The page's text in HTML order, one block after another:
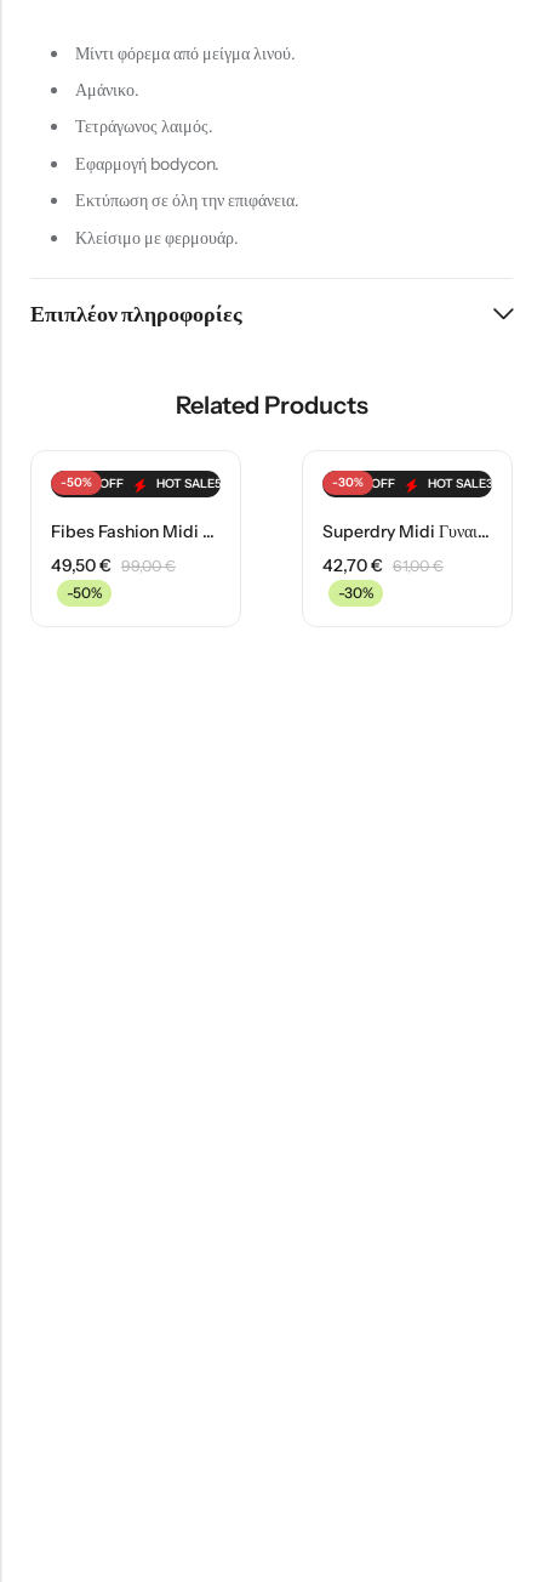
Μίντι φόρεμα από μείγμα λινού.
Αμάνικο.
Τετράγωνος λαιμός.
Εφαρμογή bodycon.
Εκτύπωση σε όλη την επιφάνεια.
Κλείσιμο με φερμουάρ.
Επιπλέον πληροφορίες
Related Products
-50%
HOT SALE50%OFF HOT SALE50% HOT SALE50% OFF HOT SALE50%
Fibes Fashion Midi Γυναικείο Φόρεμα 05-4217 Πετρολ
49,50€ 99,00€
-50%
-30%
SALE30%OFF HOT SALE30%OFF HOT SALE30%OFF HOT SALE30%
Superdry Midi Γυναικείο Φόρεμα W8011278A-8ZX Γκρι Ριγέ
42,70€ 61,00€
-30%